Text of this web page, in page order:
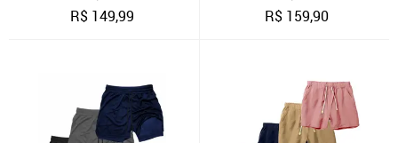
R$ 149,99 R$ 159,90